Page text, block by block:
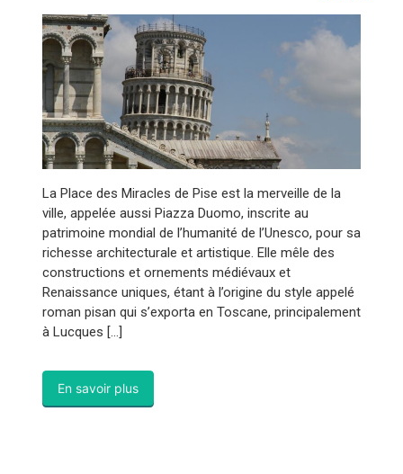
La Place des Miracles de Pise est la merveille de la
ville, appelée aussi Piazza Duomo, inscrite au
patrimoine mondial de l’humanité de l’Unesco, pour sa
richesse architecturale et artistique. Elle mêle des
constructions et ornements médiévaux et
Renaissance uniques, étant à l’origine du style appelé
roman pisan qui s’exporta en Toscane, principalement
à Lucques […]
En savoir plus